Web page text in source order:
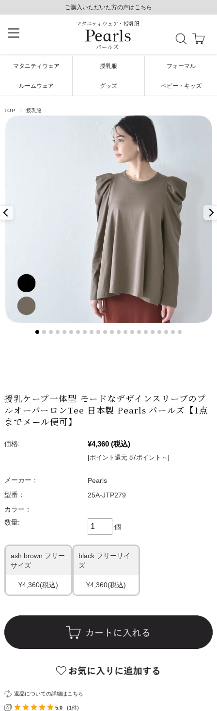
ご購入いただいた方の声はこちら
8,800円以上で送料無料/土日祝も発送（年末年始除く）
ご購入いただいた方の声はこちら
8,800円以上で送料無料/土日祝も発送（年末年始除く）
マタニティウェア・授乳服
パールズ
マタニティウェア 授乳服 フォーマル
ルームウェア グッズ ベビー・キッズ
TOP 授乳服
授乳ケープ一体型 モードなデザインスリーブのプ
ルオーバーロンTee 日本製 Pearls パールズ【1点
までメール便可】
価格: ¥4,360 (税込)
[ポイント還元 87ポイント～]
メーカー：
Pearls
型番：
25A-JTP279
カラー：
数量:
個
ash brown フリー
サイズ
¥4,360(税込)
black フリーサイ
ズ
¥4,360(税込)
返品についての詳細はこちら
5.0 (1件)